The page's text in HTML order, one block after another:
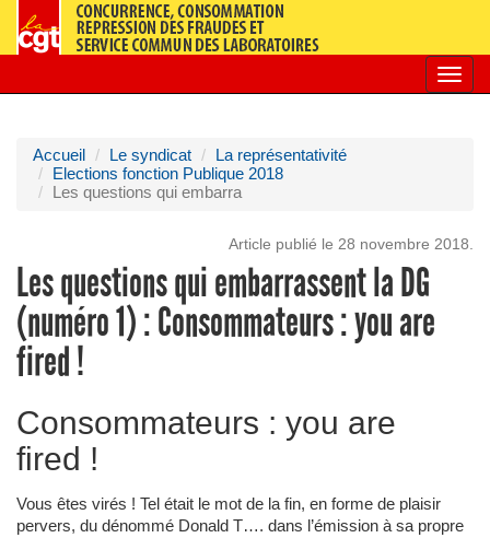
Accueil Le syndicat
La représentativité
Elections fonction Publique 2018
Les questions qui embarra
Article publié le 28 novembre 2018.
Les questions qui embarrassent la DG
(numéro 1) : Consommateurs : you are
fired !
Consommateurs : you are
fired !
Vous êtes virés ! Tel était le mot de la fin, en forme de plaisir
pervers, du dénommé Donald T…. dans l’émission à sa propre